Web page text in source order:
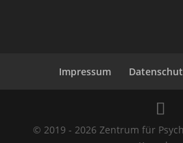
Impressum
© 2019 - 2026 Zentrum für